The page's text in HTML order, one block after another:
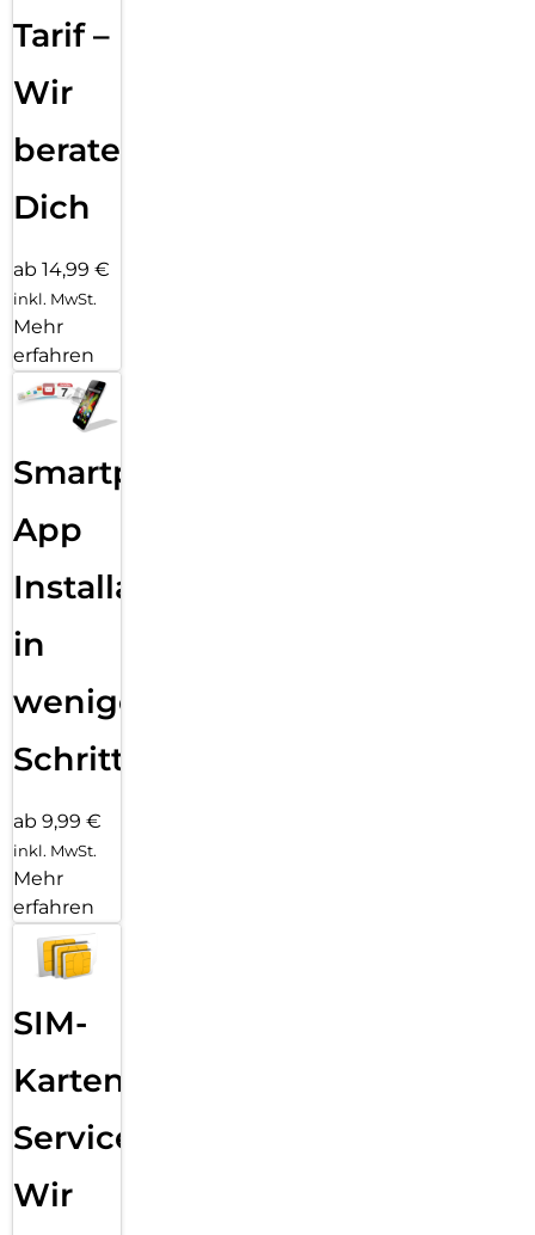
Tarif –
Wir
beraten
Dich
ab 14,99 €
inkl. MwSt.
Mehr
erfahren
Smartphone
App
Installation
in
wenigen
Schritten
ab 9,99 €
inkl. MwSt.
Mehr
erfahren
SIM-
Karten
Service:
Wir